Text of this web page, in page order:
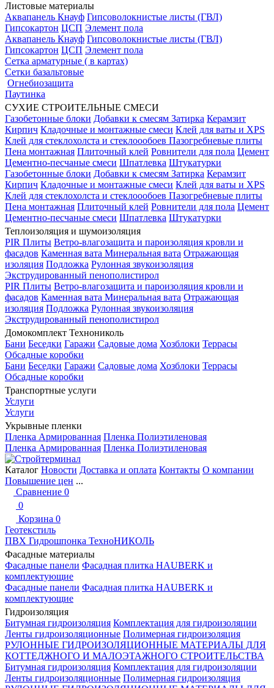
Листовые материалы
Аквапанель Кнауф Гипсоволокнистые листы (ГВЛ)
Гипсокартон ЦСП Элемент пола
Аквапанель Кнауф Гипсоволокнистые листы (ГВЛ)
Гипсокартон ЦСП Элемент пола
Сетка арматурные ( в картах)
Сетки базальтовые
Огнебиозащита
Паутинка
СУХИЕ СТРОИТЕЛЬНЫЕ СМЕСИ
Газобетонные блоки Добавки к смесям Затирка Керамзит
Кирпич Кладочные и монтажные смеси Клей для ваты и XPS
Клей для стеклохолста и стеклоообоев Пазогребневые плиты
Пена монтажная Плиточный клей Ровнители для пола Цемент
Цементно-песчаные смеси Шпатлевка Штукатурки
Газобетонные блоки Добавки к смесям Затирка Керамзит
Кирпич Кладочные и монтажные смеси Клей для ваты и XPS
Клей для стеклохолста и стеклоообоев Пазогребневые плиты
Пена монтажная Плиточный клей Ровнители для пола Цемент
Цементно-песчаные смеси Шпатлевка Штукатурки
Теплоизоляция и шумоизоляция
PIR Плиты Ветро-влагозащита и пароизоляция кровли и
фасадов Каменная вата Минеральная вата Отражающая
изоляция Подложка Рулонная звукоизоляция
Экструдированный пенополистирол
PIR Плиты Ветро-влагозащита и пароизоляция кровли и
фасадов Каменная вата Минеральная вата Отражающая
изоляция Подложка Рулонная звукоизоляция
Экструдированный пенополистирол
Домокомплект Технониколь
Бани Беседки Гаражи Садовые дома Хозблоки Террасы
Обсадные коробки
Бани Беседки Гаражи Садовые дома Хозблоки Террасы
Обсадные коробки
Транспортные услуги
Услуги
Услуги
Укрывные пленки
Пленка Армированная Пленка Полиэтиленовая
Пленка Армированная Пленка Полиэтиленовая
Каталог Новости Доставка и оплата Контакты О компании
Повышение цен ...
Сравнение 0
0
Корзина 0
Геотекстиль
ПВХ Гидрошпонка ТехноНИКОЛЬ
Фасадные материалы
Фасадные панели Фасадная плитка HAUBERK и
комплектующие
Фасадные панели Фасадная плитка HAUBERK и
комплектующие
Гидроизоляция
Битумная гидроизоляция Комплектация для гидроизоляции
Ленты гидроизоляционные Полимерная гидроизоляция
РУЛОННЫЕ ГИДРОИЗОЛЯЦИОННЫЕ МАТЕРИАЛЫ ДЛЯ
КОТТЕДЖНОГО И МАЛОЭТАЖНОГО СТРОИТЕЛЬСТВА
Битумная гидроизоляция Комплектация для гидроизоляции
Ленты гидроизоляционные Полимерная гидроизоляция